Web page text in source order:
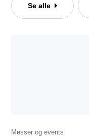
Se alle
Messer og events